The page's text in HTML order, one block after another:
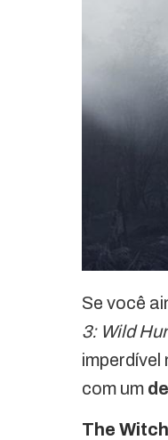
Se você
3: Wild
imperdível
com um
The